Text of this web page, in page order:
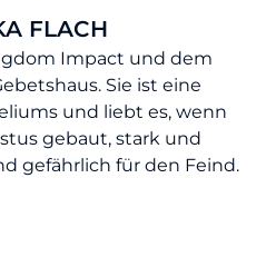
FLACH
Impact und dem
Sie ist eine
und liebt es, wenn
gebaut, stark und
gefährlich für den Feind.